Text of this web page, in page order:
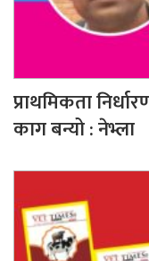
प्राथमिकता
काग बन्यो : नेभ्ला